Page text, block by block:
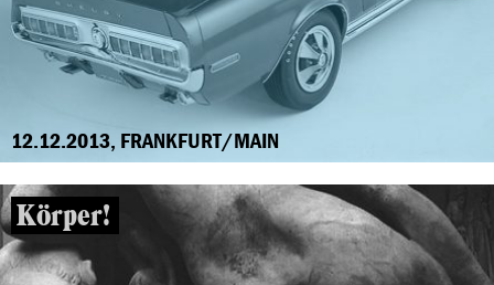
12.12.2013, FRANKFURT/MAIN
Körper!